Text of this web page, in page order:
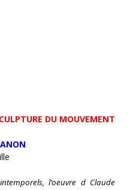
DU MOUVEMENT
l’oeuvre d Claude